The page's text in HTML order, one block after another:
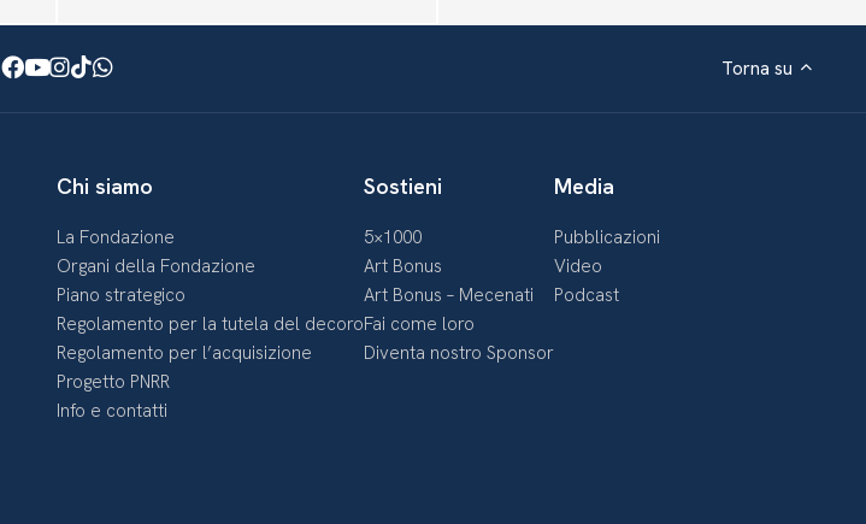
Facebook
Youtube
Instagram
TikTok
WhatsApp Torna su
Chi siamo
La Fondazione
Organi della Fondazione
Piano strategico
Regolamento per la tutela del decoro
Regolamento per l’acquisizione
Progetto PNRR
Info e contatti
Sostieni
5×1000
Art Bonus
Art Bonus – Mecenati
Fai come loro
Diventa nostro Sponsor
Media
Pubblicazioni
Video
Podcast